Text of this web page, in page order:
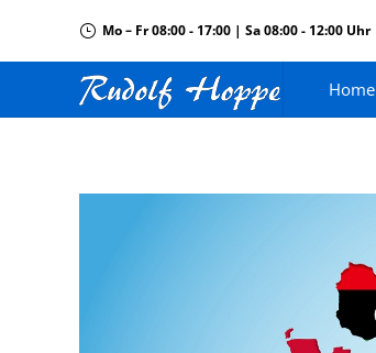
Mo – Fr 08:00 - 17:00 | Sa 08:00 - 12:00 Uhr
Home